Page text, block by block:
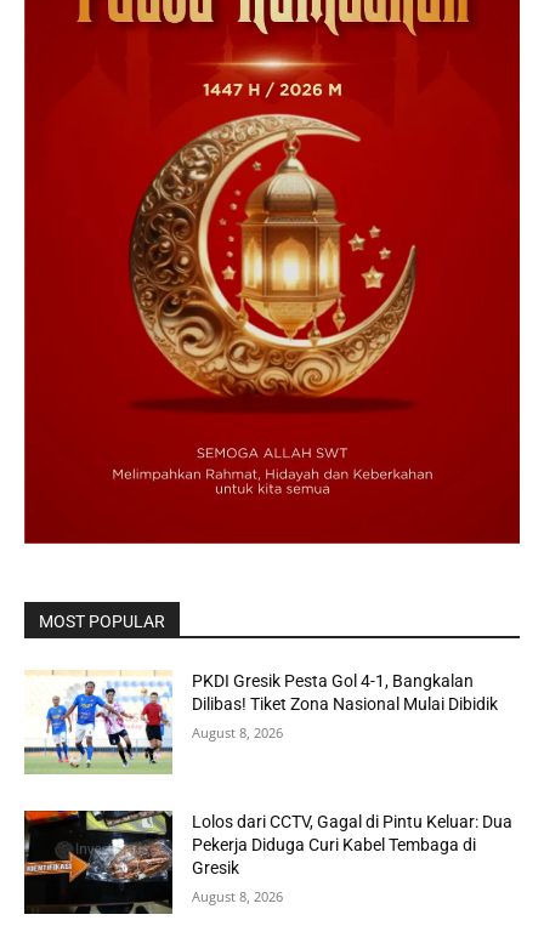
MOST POPULAR
PKDI Gresik Pesta Gol 4-1, Bangkalan
Dilibas! Tiket Zona Nasional Mulai Dibidik
August 8, 2026
Lolos dari CCTV, Gagal di Pintu Keluar: Dua
Pekerja Diduga Curi Kabel Tembaga di
Gresik
August 8, 2026